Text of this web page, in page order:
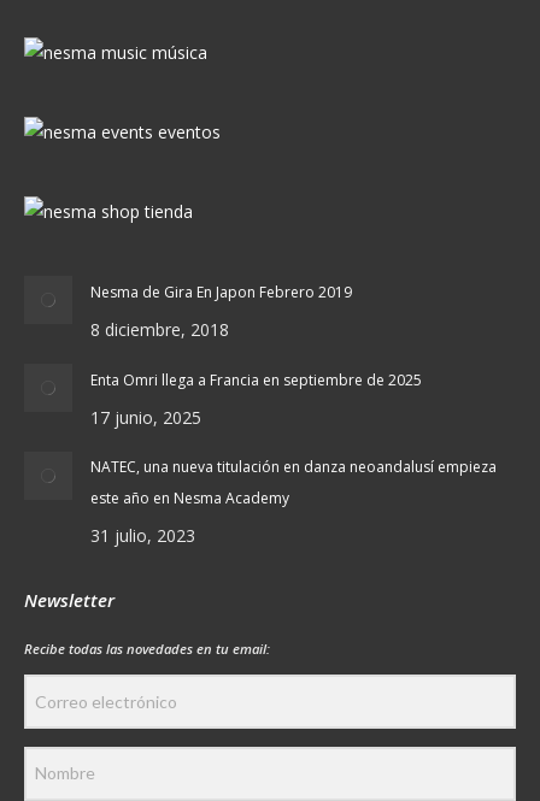
Nesma de Gira En Japon Febrero 2019
8 diciembre, 2018
Enta Omri llega a Francia en septiembre de 2025
17 junio, 2025
NATEC, una nueva titulación en danza neoandalusí empieza
este año en Nesma Academy
31 julio, 2023
Newsletter
Recibe todas las novedades en tu email: